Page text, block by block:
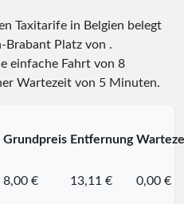
Taxitarife in Belgien belegt
Brabant Platz von .
einfache Fahrt von 8
Wartezeit von 5 Minuten.
Grundpreis Entfernung
8,00 € 13,11 € 0,00 €